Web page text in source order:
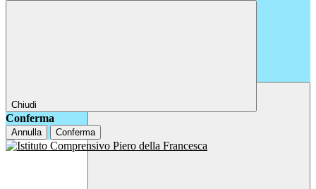
Chiudi
Conferma
Annulla Conferma